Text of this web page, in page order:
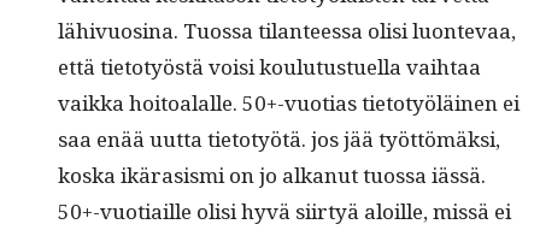
lähivu­osi­na. Tuos­sa tilanteessa olisi luon­te­vaa,
että tieto­työstä voisi koulu­tustuel­la vai­h­taa
vaik­ka hoitoalalle. 50+-vuotias tieto­työläi­nen ei
saa enää uut­ta tieto­työtä. jos jää työt­tömäk­si,
kos­ka ikära­sis­mi on jo alka­nut tuos­sa iässä.
50+-vuotiaille olisi hyvä siir­tyä aloille, mis­sä ei